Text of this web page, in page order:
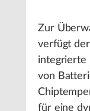
Zur
verfügt
integrierte
von
für eine